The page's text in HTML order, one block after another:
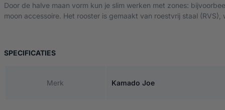
Door de halve maan vorm kun je slim werken met zones:
moon accessoire. Het rooster is gemaakt van roestvrij staal
SPECIFICATIESVAN KAMADO JOE RVS ROOSTER – CLASSIC
Merk Kamado Joe